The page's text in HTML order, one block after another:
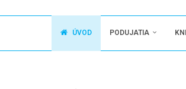
ÚVOD PODUJATIA